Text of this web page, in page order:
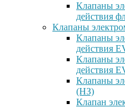
Клапаны
действия
Клапаны
Клапаны
действия
Клапаны
действия
Клапаны
(НЗ)
Клапан